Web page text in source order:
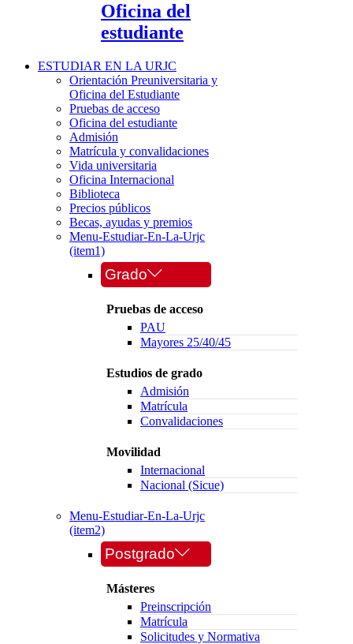
Oficina del
estudiante
ESTUDIAR EN LA URJC
Orientación Preuniversitaria y
Oficina del Estudiante
Pruebas de acceso
Oficina del estudiante
Admisión
Matrícula y convalidaciones
Vida universitaria
Oficina Internacional
Biblioteca
Precios públicos
Becas, ayudas y premios
Menu-Estudiar-En-La-Urjc
(item1)
Grado
Pruebas de acceso
PAU
Mayores 25/40/45
Estudios de grado
Admisión
Matrícula
Convalidaciones
Movilidad
Internacional
Nacional (Sicue)
Menu-Estudiar-En-La-Urjc
(item2)
Postgrado
Másteres
Preinscripción
Matrícula
Solicitudes y Normativa